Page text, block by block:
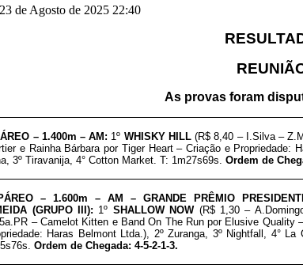
de Agosto de 2025 22:40
As provas foram
– 1.400m – AM: 1º WHISKY HILL(R$ 8,40 – I.Silva –
e Rainha Bárbara por Tiger Heart – Criação e Propriedade:
3º Tiravanija, 4° Cotton Market. T: 1m27s69s.Ordem de
–1.600m – AM – GRANDE PRÊMIO
(GRUPO III): 1º SHALLOW NOW (R$ 1,30 –
– Camelot Kitten e Band On The Run por Elusive Quality
Haras Belmont Ltda.), 2º Zuranga, 3º Nightfall , 4°
Ordem de Chegada: 4-5-2-1-3.